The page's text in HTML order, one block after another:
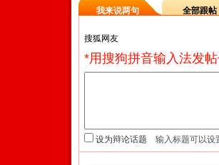
我来说两句 全部跟帖
*用搜狗拼音输入法发
设为辩论话题